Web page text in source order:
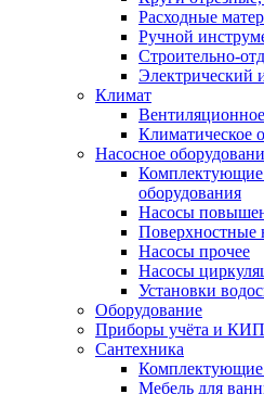
Расходные
Ручной
Строительно-
Электрический
Климат
Климатическое
Насосное
Комплектующие
оборудования
Насосы
Поверхностные
Насосы прочее
Насосы
Установки
Оборудование
Приборы учёта и КИП
Сантехника
Комплектующие
Мебель для